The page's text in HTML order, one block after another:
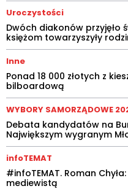
Uroczystości
Dwóch diakonów przyjęło
księżom towarzyszyły
Inne
Ponad 18 000 złotych z
bilboardową
WYBORY SAMORZĄDOWE
Debata kandydatów na
Największym wygranym
infoTEMAT
#infoTEMAT. Roman
mediewistą